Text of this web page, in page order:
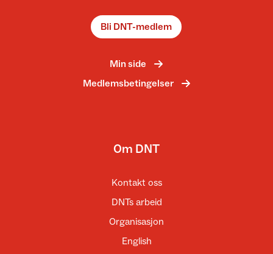
Bli DNT-medlem
Min side
Medlemsbetingelser
Om DNT
Kontakt oss
DNTs arbeid
Organisasjon
English